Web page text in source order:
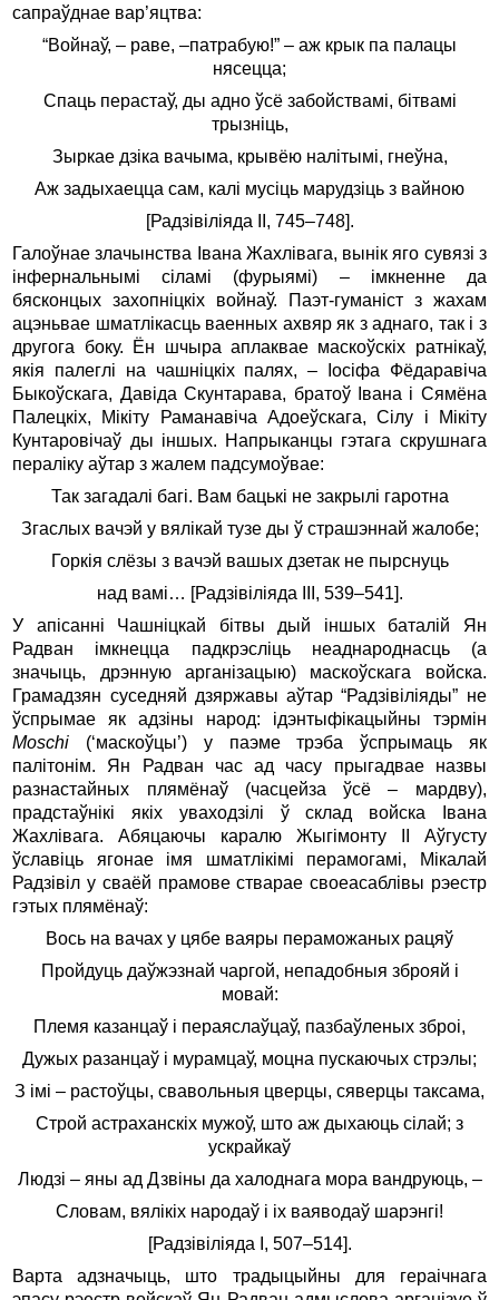
сапраўднае вар’яцтва:
“Войнаў, – раве, –патрабую!” – аж крык па палацы
нясецца;
Спаць перастаў, ды адно ўсё забойствамі, бітвамі
трызніць,
Зыркае дзіка вачыма, крывёю налітымі, гнеўна,
Аж задыхаецца сам, калі мусіць марудзіць з вайною
[Радзівіліяда II, 745–748].
Галоўнае злачынства Івана Жахлівага, вынік яго сувязі з
інфернальнымі сіламі (фурыямі) – імкненне да
бясконцых захопніцкіх войнаў. Паэт-гуманіст з жахам
ацэньвае шматлікасць ваенных ахвяр як з аднаго, так і з
другога боку. Ён шчыра аплаквае маскоўскіх ратнікаў,
якія палеглі на чашніцкіх палях, – Іосіфа Фёдаравіча
Быкоўскага, Давіда Скунтарава, братоў Івана і Сямёна
Палецкіх, Мікіту Раманавіча Адоеўскага, Сілу і Мікіту
Кунтаровічаў ды іншых. Напрыканцы гэтага скрушнага
пераліку аўтар з жалем падсумоўвае:
Так загадалі багі. Вам бацькі не закрылі гаротна
Згаслых вачэй у вялікай тузе ды ў страшэннай жалобе;
Горкія слёзы з вачэй вашых дзетак не пырснуць
над вамі… [Радзівіліяда III, 539–541].
У апісанні Чашніцкай бітвы дый іншых баталій Ян
Радван імкнецца падкрэсліць неаднароднасць (а
значыць, дрэнную арганізацыю) маскоўскага войска.
Грамадзян суседняй дзяржавы аўтар “Радзівіліяды” не
ўспрымае як адзіны народ: ідэнтыфікацыйны тэрмін
Moschi (‘маскоўцы’) у паэме трэба ўспрымаць як
палітонім. Ян Радван час ад часу прыгадвае назвы
разнастайных плямёнаў (часцейза ўсё – мардву),
прадстаўнікі якіх уваходзілі ў склад войска Івана
Жахлівага. Абяцаючы каралю Жыгімонту ІІ Аўгусту
ўславіць ягонае імя шматлікімі перамогамі, Мікалай
Радзівіл у сваёй прамове стварае своеасаблівы рэестр
гэтых плямёнаў:
Вось на вачах у цябе ваяры пераможаных рацяў
Пройдуць даўжэзнай чаргой, непадобныя зброяй і
мовай:
Племя казанцаў і пераяслаўцаў, пазбаўленых зброі,
Дужых разанцаў і мурамцаў, моцна пускаючых стрэлы;
З імі – растоўцы, свавольныя цверцы, сяверцы таксама,
Строй астраханскіх мужоў, што аж дыхаюць сілай; з
ускрайкаў
Людзі – яны ад Дзвіны да халоднага мора вандруюць, –
Словам, вялікіх народаў і іх ваяводаў шарэнгі!
[Радзівіліяда I, 507–514].
Варта адзначыць, што традыцыйны для гераічнага